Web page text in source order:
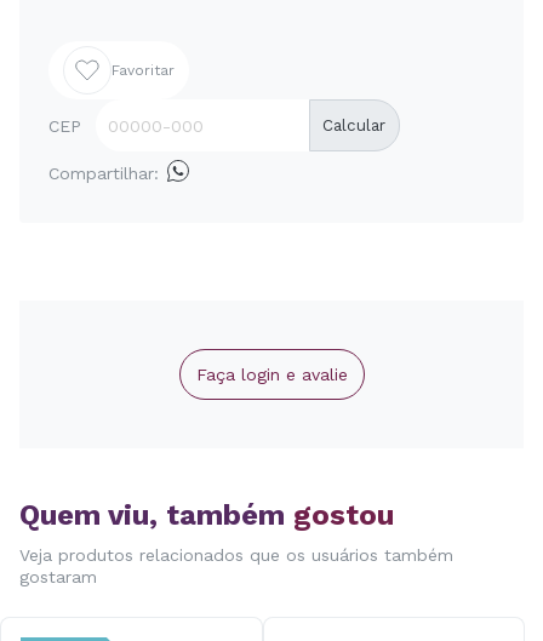
Favoritar
CEP Calcular
Compartilhar:
Faça login e avalie
Quem viu, também gostou
Veja produtos relacionados que os usuários também
gostaram